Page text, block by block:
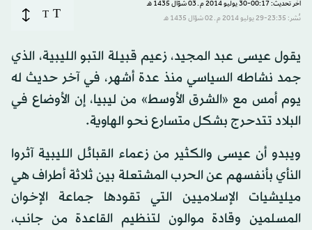
آخر تحديث: 00:17-30 يوليو 2014 م ـ 03 شوّال 1435 هـ
نُشر: 23:35-29 يوليو 2014 م ـ 02 شوّال 1435 هـ
T
T
يقول عيسى عبد المجيد، زعيم قبيلة التبو الليبية، الذي
جمد نشاطه السياسي منذ عدة أشهر، في آخر حديث له
يوم أمس مع «الشرق الأوسط» من ليبيا، إن الأوضاع في
البلاد تتدحرج بشكل متسارع نحو الهاوية.
ويبدو أن عيسى والكثير من زعماء القبائل الليبية آثروا
النأي بأنفسهم عن الحرب المشتعلة بين ثلاثة أطراف هي
ميليشيات الإسلاميين التي تقودها جماعة الإخوان
المسلمين وقادة موالون لتنظيم القاعدة من جانب،